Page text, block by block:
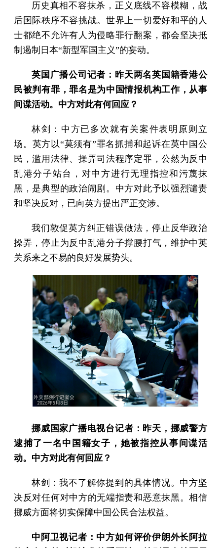
历史真相不容抹杀，正义底线不容模糊，战
后国际秩序不容挑战。世界上一切爱好和平的人
士都绝不允许有人为侵略罪行翻案，都会坚决抵
制遏制日本“新型军国主义”的妄动。
英国广播公司记者：昨天两名英国籍香港公
民被判有罪，罪名是为中国情报机构工作，从事
间谍活动。中方对此有何回应？
林剑：中方已多次就有关案件表明原则立
场。英方以“莫须有”罪名抓捕和起诉在英中国公
民，滥用法律、操弄司法程序定罪，公然为反中
乱港分子站台，对中方进行无理指控和污蔑抹
黑，是典型的政治闹剧。中方对此予以强烈谴责
和坚决反对，已向英方提出严正交涉。
我们敦促英方纠正错误做法，停止反华政治
操弄，停止为反中乱港分子撑腰打气，维护中英
关系来之不易的良好发展势头。
挪威国家广播电视台记者：昨天，挪威警方
逮捕了一名中国籍女子，她被指控从事间谍活
动。中方对此有何回应？
林剑：我不了解你提到的具体情况。中方坚
决反对任何对中方的无端指责和恶意抹黑。相信
挪威方面将切实保障中国公民合法权益。
中阿卫视记者：中方如何评价伊朗外长阿拉